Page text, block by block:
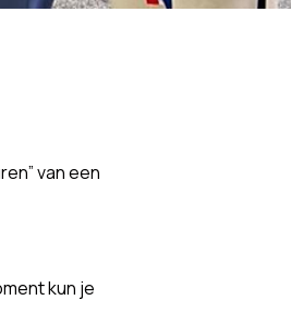
van een
kun je